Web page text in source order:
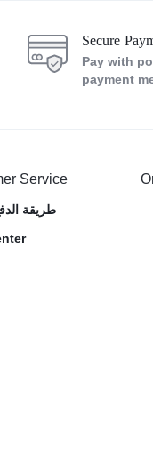
Secure
Pay with
payment
Service
طريقة